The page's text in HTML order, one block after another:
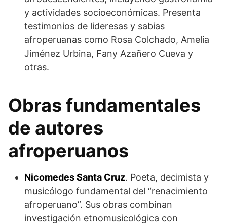
y actividades socioeconómicas. Presenta
testimonios de lideresas y sabias
afroperuanas como Rosa Colchado, Amelia
Jiménez Urbina, Fany Azañero Cueva y
otras.
Obras fundamentales
de autores
afroperuanos
Nicomedes Santa Cruz. Poeta, decimista y
musicólogo fundamental del “renacimiento
afroperuano”. Sus obras combinan
investigación etnomusicológica con